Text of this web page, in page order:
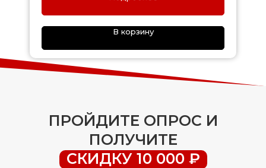
В корзину
ПРОЙДИТЕ ОПРОС И
ПОЛУЧИТЕ
СКИДКУ 10 000 ₽